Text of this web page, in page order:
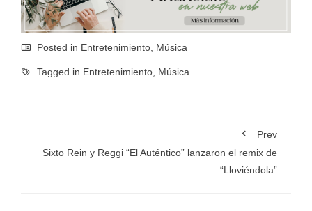
Posted in Entretenimiento Música
Tagged in Entretenimiento Música
Prev
Sixto Rein y Reggi “El Auténtico” lanzaron el remix de
“Lloviéndola”